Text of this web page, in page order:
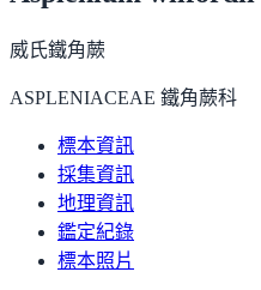
威氏鐵角蕨
ASPLENIACEAE 鐵角蕨科
標本資訊
採集資訊
地理資訊
鑑定紀錄
標本照片